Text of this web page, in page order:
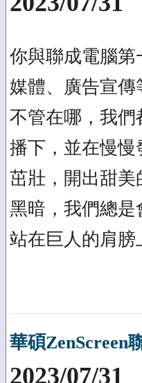
你與聯成電腦
媒體、廣告宣
不管在哪，我
播下，並在慢
茁壯，開出甜
黑暗，我們總
站在巨人的肩膀
華碩ZenScreen
2023/07/31